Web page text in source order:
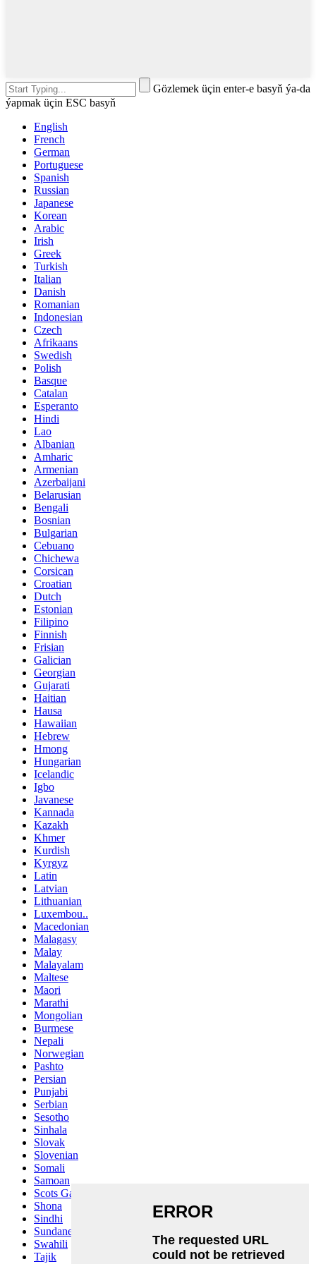
Gözlemek üçin enter-e basyň ýa-da
ýapmak üçin ESC basyň
English
French
German
Portuguese
Spanish
Russian
Japanese
Korean
Arabic
Irish
Greek
Turkish
Italian
Danish
Romanian
Indonesian
Czech
Afrikaans
Swedish
Polish
Basque
Catalan
Esperanto
Hindi
Lao
Albanian
Amharic
Armenian
Azerbaijani
Belarusian
Bengali
Bosnian
Bulgarian
Cebuano
Chichewa
Corsican
Croatian
Dutch
Estonian
Filipino
Finnish
Frisian
Galician
Georgian
Gujarati
Haitian
Hausa
Hawaiian
Hebrew
Hmong
Hungarian
Icelandic
Igbo
Javanese
Kannada
Kazakh
Khmer
Kurdish
Kyrgyz
Latin
Latvian
Lithuanian
Luxembou..
Macedonian
Malagasy
Malay
Malayalam
Maltese
Maori
Marathi
Mongolian
Burmese
Nepali
Norwegian
Pashto
Persian
Punjabi
Serbian
Sesotho
Sinhala
Slovak
Slovenian
Somali
Samoan
Scots Gaelic
Shona
Sindhi
Sundanese
Swahili
Tajik